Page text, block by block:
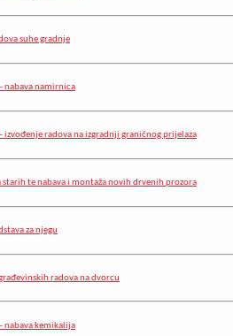
suhe gradnje
– nabava namirnica
– izvođenje radova na izgradnji graničnog prijelaza
starih te nabava i montaža novih drvenih prozora
za njegu
radova na dvorcu
– nabava kemikalija